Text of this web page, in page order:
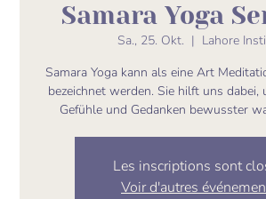
Samara Yoga
Sa., 25. Okt.
  |
Lahore
Samara Yoga kann als eine Art
bezeichnet werden. Sie hilft uns dabei,
Gefühle und Gedanken bewusster
Les inscriptions sont
Voir d'autres